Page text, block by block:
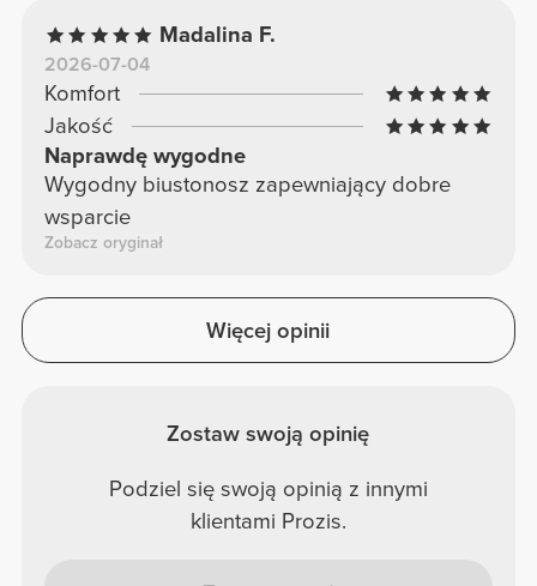
Madalina F.
2026-07-04
Komfort
Jakość
Naprawdę wygodne
Wygodny biustonosz zapewniający dobre
wsparcie
Zobacz oryginał
Więcej opinii
Zostaw swoją opinię
Podziel się swoją opinią z innymi
klientami Prozis.